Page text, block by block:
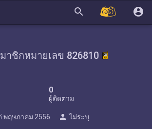
search account_circle
าชิกหมายเลข 826810
0
ผู้ติดตาม
พฤษภาคม 2556 person ไม่ระบุ